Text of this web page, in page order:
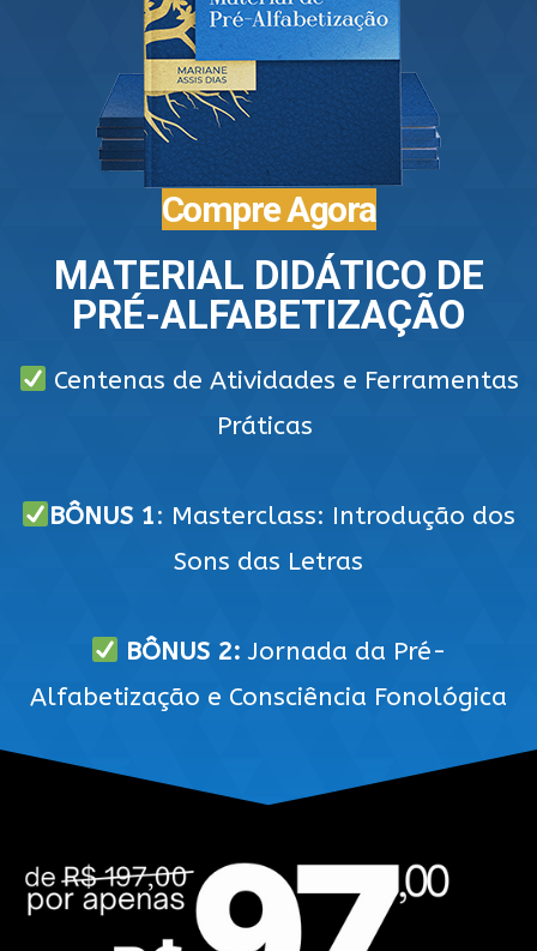
Compre Agora
MATERIAL DIDÁTICO DE
PRÉ-ALFABETIZAÇÃO
Centenas de Atividades e Ferramentas
Práticas
BÔNUS 1: Masterclass: Introdução dos
Sons das Letras
BÔNUS 2:Jornada da Pré-
Alfabetização e Consciência Fonológica